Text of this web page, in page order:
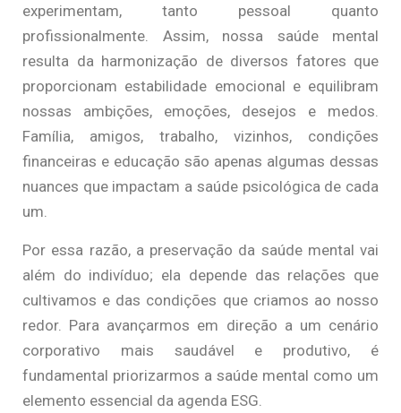
experimentam, tanto pessoal quanto
profissionalmente. Assim, nossa saúde mental
resulta da harmonização de diversos fatores que
proporcionam estabilidade emocional e equilibram
nossas ambições, emoções, desejos e medos.
Família, amigos, trabalho, vizinhos, condições
financeiras e educação são apenas algumas dessas
nuances que impactam a saúde psicológica de cada
um.
Por essa razão, a preservação da saúde mental vai
além do indivíduo; ela depende das relações que
cultivamos e das condições que criamos ao nosso
redor. Para avançarmos em direção a um cenário
corporativo mais saudável e produtivo, é
fundamental priorizarmos a saúde mental como um
elemento essencial da agenda ESG.